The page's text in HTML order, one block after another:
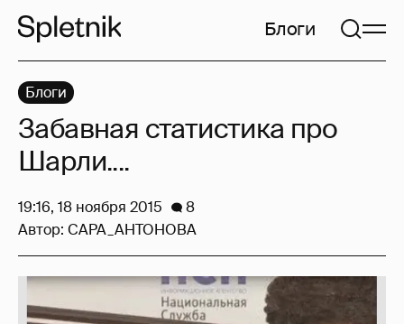
Блоги
Блоги
Забавная статистика про
Шарли....
19:16, 18 ноября 2015
8
Автор: CAPA_AHTOHOBA